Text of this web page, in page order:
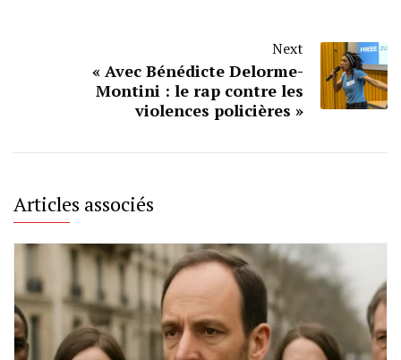
Next
« Avec Bénédicte Delorme-
Montini : le rap contre les
violences policières »
Articles associés